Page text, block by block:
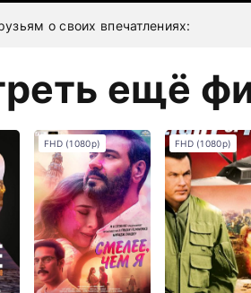
о своих впечатлениях:
ещё
FHD (1080p) FHD (1080p)